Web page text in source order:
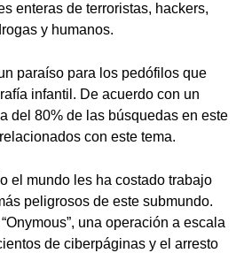
enteras de terroristas, hackers,
y humanos.
paraíso para los pedófilos que
infantil. De acuerdo con un
del 80% de las búsquedas en este
con este tema.
el mundo les ha costado trabajo
peligrosos de este submundo.
una operación a escala
de ciberpáginas y el arresto